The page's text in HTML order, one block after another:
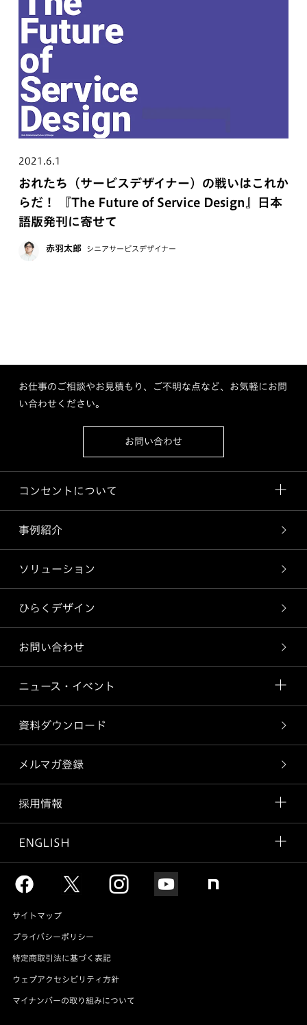
2021.6.1
おれたち（サービスデザイナー）の戦いはこれか
らだ！ 『The Future of Service Design』日本
語版発刊に寄せて
赤羽太郎 シニアサービスデザイナー
お仕事のご相談やお見積もり、ご不明な点など、お気軽にお問
い合わせください。
お問い合わせ
コンセントについて
事例紹介
ソリューション
ひらくデザイン
お問い合わせ
ニュース・イベント
資料ダウンロード
メルマガ登録
採用情報
ENGLISH
サイトマップ
プライバシーポリシー
特定商取引法に基づく表記
ウェブアクセシビリティ方針
マイナンバーの取り組みについて